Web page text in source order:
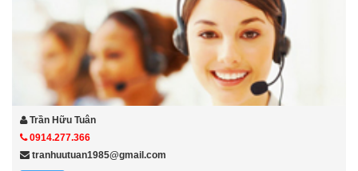
Trần Hữu Tuân
0914.277.366
tranhuutuan1985@gmail.com